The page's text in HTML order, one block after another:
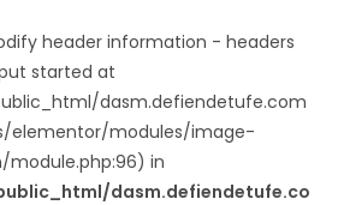
header information - headers
started at
dasm.defiendetufe.com
elementor/modules/image-
in
dasm.defiendetufe.co